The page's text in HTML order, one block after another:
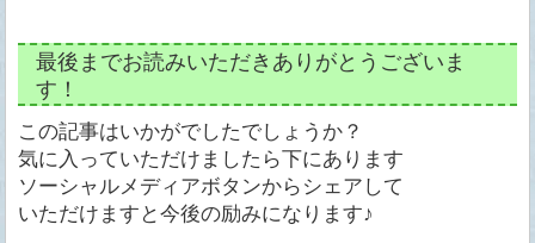
最後までお読みいただきありがとうございま
す！
この記事はいかがでしたでしょうか？
気に入っていただけましたら下にあります
ソーシャルメディアボタンからシェアして
いただけますと今後の励みになります♪